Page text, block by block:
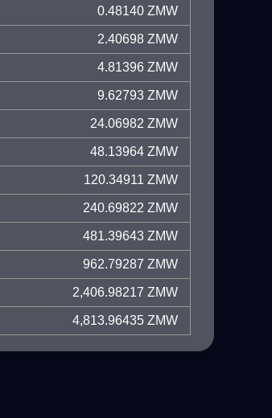
0.48140 ZMW
2.40698 ZMW
4.81396 ZMW
9.62793 ZMW
24.06982 ZMW
48.13964 ZMW
120.34911 ZMW
240.69822 ZMW
481.39643 ZMW
962.79287 ZMW
2,406.98217 ZMW
4,813.96435 ZMW